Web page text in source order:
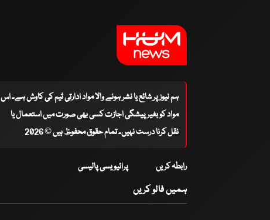
ہم نیوز پر شائع یا نشر ہونے والا مواد ادارتی ٹیم کی کاوش ہے۔ اس
مواد کو بغیر پیشگی اجازت کسی بھی صورت میں استعمال یا
نقل کرنا درست نہیں۔ تمام حقوق محفوظ ہیں © 2026
رابطہ کریں پرائیویسی پالیسی
ہمیں فالو کریں